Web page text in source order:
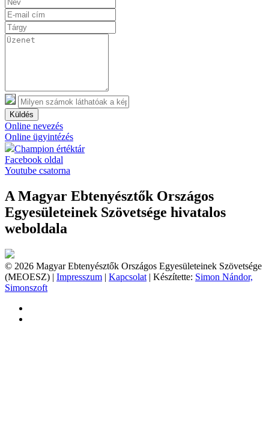
Küldés
Online nevezés
Online ügyintézés
Champion értéktár
Facebook oldal
Youtube csatorna
A Magyar Ebtenyésztők Országos
Egyesületeinek Szövetsége hivatalos
weboldala
© 2026 Magyar Ebtenyésztők Országos Egyesületeinek Szövetsége
(MEOESZ) | Impresszum | Kapcsolat | Készítette: Simon Nándor,
Simonszoft